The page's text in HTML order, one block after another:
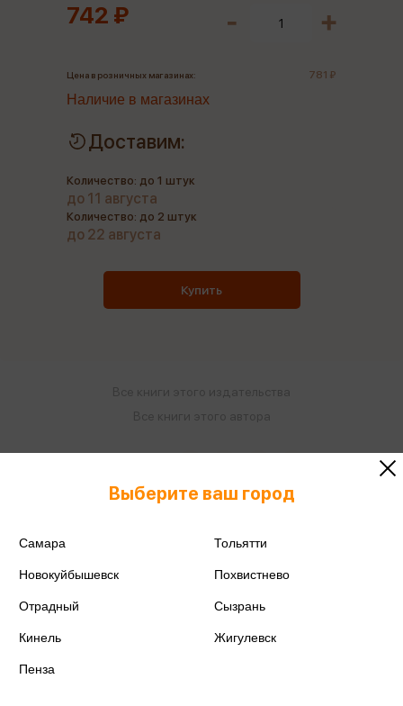
ISBN 978-5-17-127353-8
Издательство
742 ₽
Цена в розничных магазинах: 781 ₽
Наличие в магазинах
Доставим:
Количество: до 1 штук
до 11 августа
Количество: до 2 штук
до 22 августа
Купить
Выберите ваш город
Самара Тольятти
Новокуйбышевск Похвистнево
Отрадный Сызрань
Кинель Жигулевск
Пенза